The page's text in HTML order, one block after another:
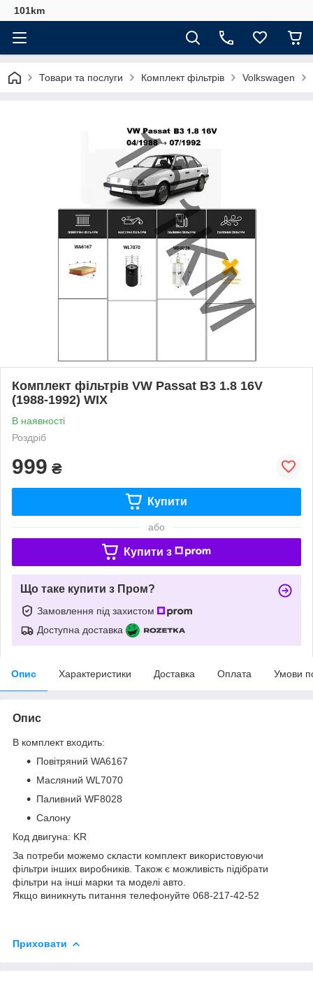
101km
Товари та послуги Комплект фільтрів Volkswagen
Комплект фільтрів VW Passat B3 1.8 16V
(1988-1992) WIX
В наявності
Роздріб
999 ₴
Купити
або
Купити з
Що таке купити з Пром?
Замовлення під захистом
Доступна доставка
Опис Характеристики Доставка Оплата Умови
Опис
В комплект входить:
Повітряний WA6167
Масляний WL7070
Паливний WF8028
Салону
Код двигуна: KR
За потреби можемо скласти комплект використовуючи
фільтри інших виробників. Також є можливість підібрати
фільтри на інші марки та моделі авто.
Якщо виникнуть питання телефонуйте 068-217-42-52
Приховати